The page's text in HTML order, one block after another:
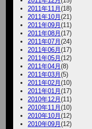
2011年11月(18)
2011年10月(21)
2011年09月(11)
2011年08月(17)
2011年07月(24)
2011年06月(17)
2011年05月(12)
2011年04月(8)
2011年03月(5)
2011年02月(10)
2011年01月(17)
2010年12月(11)
2010年11月(10)
2010年10月(12)
2010年09月(12)